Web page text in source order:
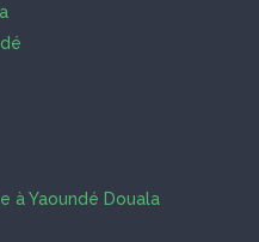
à Yaoundé Douala